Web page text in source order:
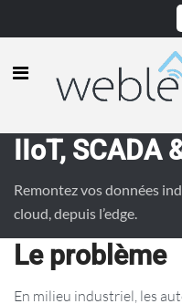
IIoT, SCADA
Remontez vos données
cloud, depuis l’edge.
Le problème
En milieu industriel, les